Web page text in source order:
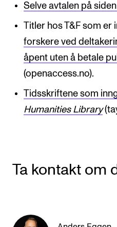
For ph.d.-programmet i
Forskningsetikk
KONSERTER OG
Arrangementer for ansatte
Gjennomføre konserter og
Selve avtalen på
Titler hos T&F som
forskere ved
åpent uten å betale
(openaccess.no).
Tidsskriftene som
Humanities Library
Ta kontakt om